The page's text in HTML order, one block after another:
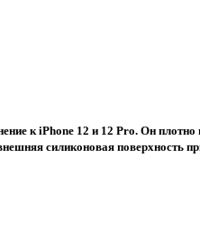
к iPhone 12 и 12 Pro. Он
силиконовая поверхность